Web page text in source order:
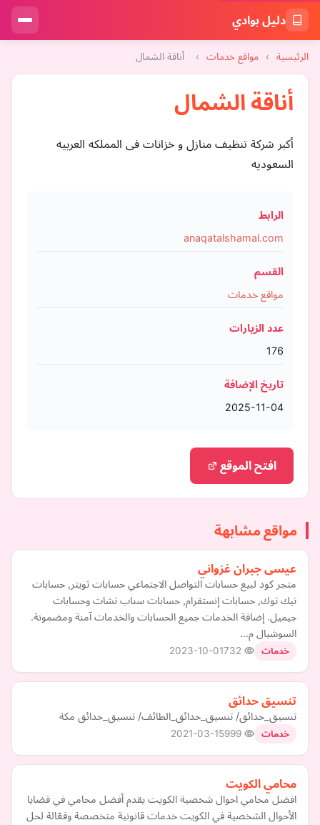
دليل بوادي
الرئيسية › مواقع خدمات › أناقة الشمال
أناقة الشمال
أكبر شركة تنظيف منازل و خزانات فى المملكه العربيه
السعوديه
الرابط
anaqatalshamal.com
القسم
مواقع خدمات
عدد الزيارات
176
تاريخ الإضافة
2025-11-04
افتح الموقع
مواقع مشابهة
عيسى جبران غزواني
متجر كود لبيع حسابات التواصل الاجتماعي حسابات تويتر, حسابات
تيك توك, حسابات إنستقرام, حسابات سناب تشات وحسابات
جيميل. إضافة الخدمات جميع الحسابات والخدمات آمنة ومضمونة.
السوشيال م…
خدمات 2023-10-01
تنسيق حدائق
تنسيق_حدائق/ تنسيق_حدائق_الطائف/ تنسيق_حدائق مكة
خدمات 2021-03-15
محامي الكويت
افضل محامي احوال شخصية الكويت يقدم أفضل محامي في قضايا
الأحوال الشخصية في الكويت خدمات قانونية متخصصة وفعّالة لحل